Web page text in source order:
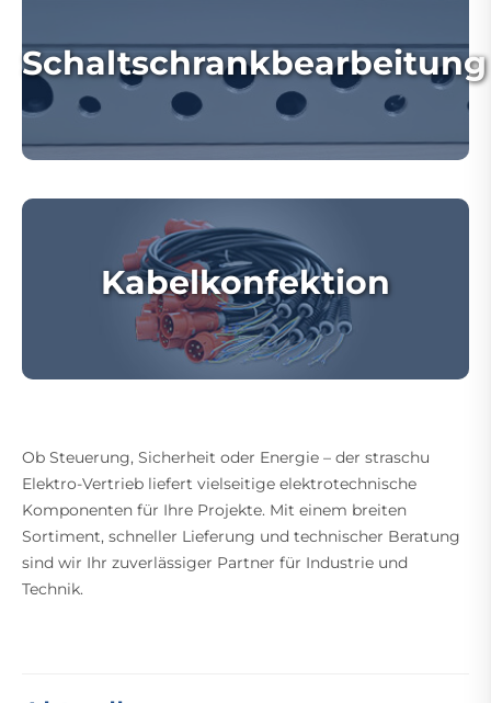
Schaltschrankbearbeitung
Kabelkonfektion
Ob Steuerung, Sicherheit oder Energie – der straschu
Elektro-Vertrieb liefert vielseitige elektrotechnische
Komponenten für Ihre Projekte. Mit einem breiten
Sortiment, schneller Lieferung und technischer Beratung
sind wir Ihr zuverlässiger Partner für Industrie und
Technik.